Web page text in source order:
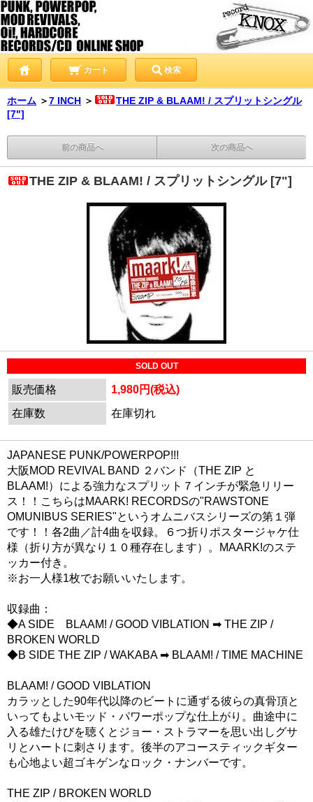
カート 検索
ホーム ＞7 INCH ＞
THE ZIP & BLAAM! / スプリットシングル
[7"]
前の商品へ 次の商品へ
THE ZIP & BLAAM! / スプリットシングル [7"]
SOLD OUT
販売価格
1,980円(税込)
在庫数
在庫切れ
JAPANESE PUNK/POWERPOP!!!
大阪MOD REVIVAL BAND ２バンド（THE ZIP と
BLAAM!）による強力なスプリット７インチが緊急リリー
ス！！こちらはMAARK! RECORDSの"RAWSTONE
OMUNIBUS SERIES"というオムニバスシリーズの第１弾
です！！各2曲／計4曲を収録。６つ折りポスタージャケ仕
様（折り方が異なり１０種存在します）。MAARK!のステ
ッカー付き。
※お一人様1枚でお願いいたします。
収録曲：
◆A SIDE BLAAM! / GOOD VIBLATION ➡ THE ZIP /
BROKEN WORLD
◆B SIDE THE ZIP / WAKABA ➡ BLAAM! / TIME MACHINE
BLAAM! / GOOD VIBLATION
カラッとした90年代以降のビートに通ずる彼らの真骨頂と
いってもよいモッド・パワーポップな仕上がり。曲途中に
入る雄たけびを聴くとジョー・ストラマーを思い出しグサ
リとハートに刺さります。後半のアコースティックギター
も心地よい超ゴキゲンなロック・ナンバーです。
THE ZIP / BROKEN WORLD